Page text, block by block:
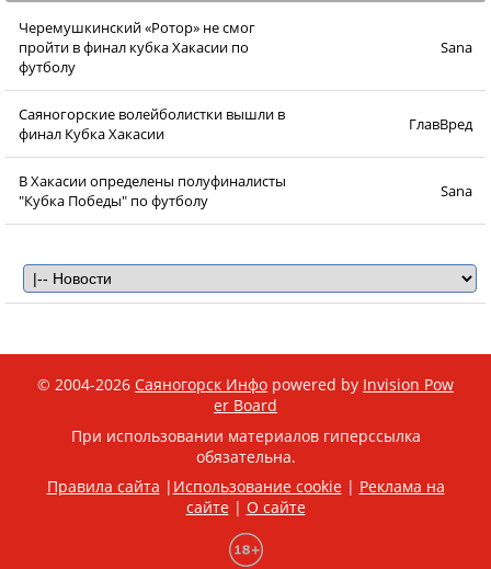
Черемушкинский «Ротор» не смог
пройти в финал кубка Хакасии по
футболу
Sana
Саяногорские волейболистки вышли в
финал Кубка Хакасии
ГлавВред
В Хакасии определены полуфиналисты
"Кубка Победы" по футболу
Sana
© 2004-2026 Саяногорск Инфо powered by Invision Pow
er Board
При использовании материалов гиперссылка
обязательна.
Правила сайта | Использование cookie| Реклама на
сайте| О сайте